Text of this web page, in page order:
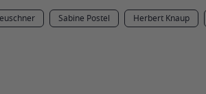
Sabine Postel Herbert Knaup